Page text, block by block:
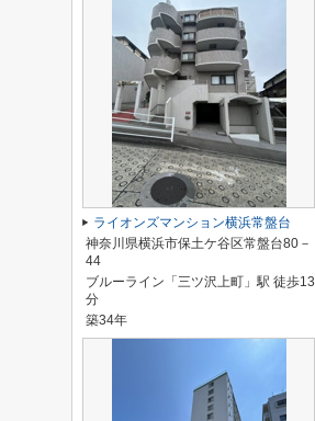
ライオンズマンション横浜常盤台
神奈川県横浜市保土ケ谷区常盤台80－
44
ブルーライン「三ツ沢上町」駅 徒歩13
分
築34年